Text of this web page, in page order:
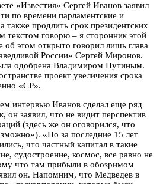
«Известия» Сергей Иванов заявил
по времени парламентские и
также продлить срок президентских
говорю – я сторонник этой
об этом открыто говорил лишь глава
России» Сергей Миронов.
одобрена Владимиром Путиным.
проект увеличения срока
«СР».
интервью Иванов сделал еще ряд
он заявил, что не видит перспектив
(здесь же он оговорился, что
«Но за последние 15 лет
что частный капитал в такие
судостроение, космос, все равно не
что там прибыли в обозримом
он. Напомним, что Медведев в